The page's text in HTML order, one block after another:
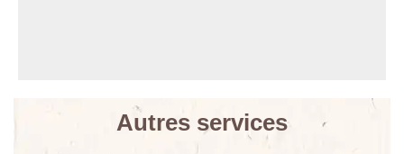
Autres services